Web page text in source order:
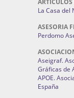
La Casa del
ASESORIA
Perdomo
Aseigraf.
Gráficas de
APOE.
España